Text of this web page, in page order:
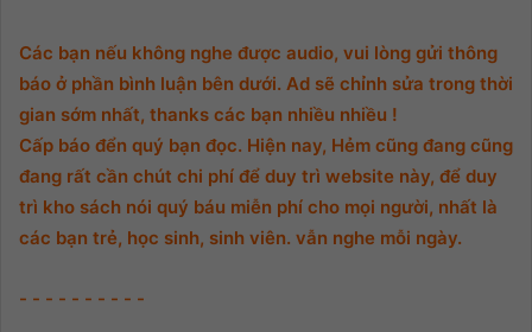
Các bạn nếu không nghe được audio, vui lòng gửi thông
báo ở phần bình luận bên dưới. Ad sẽ chỉnh sửa trong thời
gian sớm nhất, thanks các bạn nhiều nhiều !
Cấp báo đển quý bạn đọc. Hiện nay, Hẻm cũng đang cũng
đang rất cần chút chi phí để duy trì website này, để duy
trì kho sách nói quý báu miễn phí cho mọi người, nhất là
các bạn trẻ, học sinh, sinh viên. vẫn nghe mỗi ngày.
- - - - - - - - - -